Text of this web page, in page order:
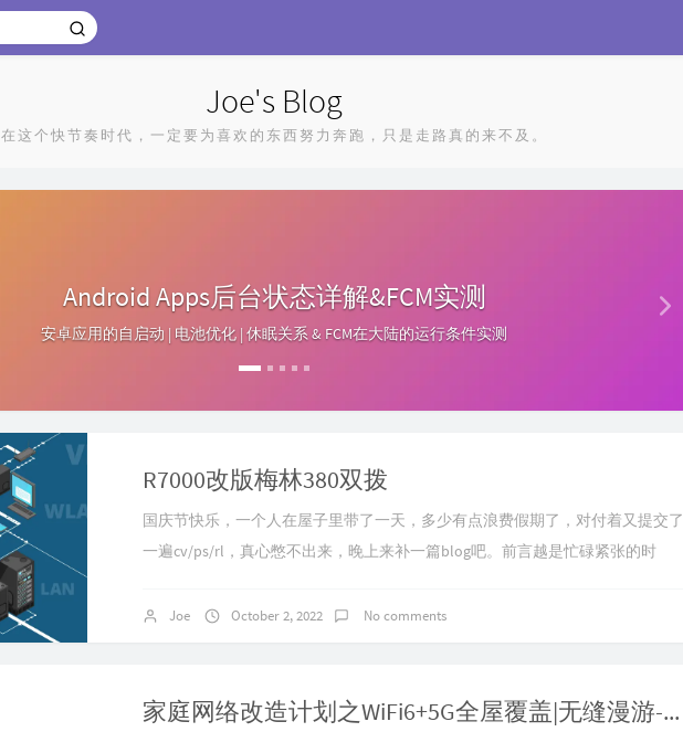
Joe's Blog
在这个快节奏时代，一定要为喜欢的东西努力奔跑，只是走路真的来不及。
Android Apps后台状态详解&FCM实测
安卓应用的自启动 | 电池优化 | 休眠关系 & FCM在大陆的运行条件实测
t
R7000改版梅林380双拨
国庆节快乐，一个人在屋子里带了一天，多少有点浪费假期了，对付着又提交了
一遍cv/ps/rl，真心憋不出来，晚上来补一篇blog吧。前言越是忙碌紧张的时
以多拨的话，以后可以用软路由更多倍数的多拨，于是开始尝试，可以说是成功
Joe October 2, 2022 No comments
家庭网络改造计划之WiFi6+5G全屋覆盖|无缝漫游-AiMesh组网实战